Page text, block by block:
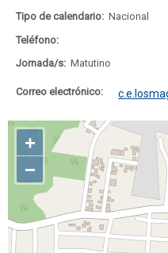
Tipo de calendario: Nacional
Teléfono:
Jornada/s: Matutino
Correo electrónico: